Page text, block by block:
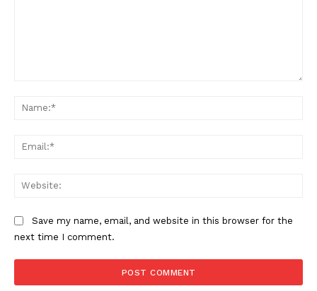
Save my name, email, and website in this browser for the
next time I comment.